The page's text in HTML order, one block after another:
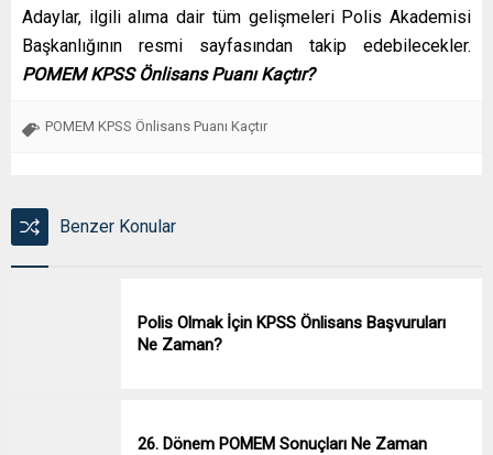
Adaylar, ilgili alıma dair tüm gelişmeleri Polis Akademisi
Başkanlığının resmi sayfasından takip edebilecekler.
POMEM KPSS Önlisans Puanı Kaçtır?
POMEM KPSS Önlisans Puanı Kaçtır
Benzer Konular
Polis Olmak İçin KPSS Önlisans Başvuruları
Ne Zaman?
26. Dönem POMEM Sonuçları Ne Zaman